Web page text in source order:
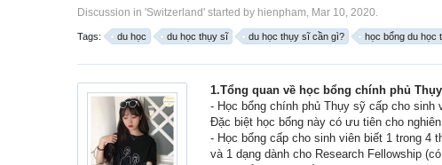
Discussion in 'Switzerland' started by hienpham, Mar 10, 2020.
Tags: du học du học thụy sĩ du học thụy sĩ cần gì? học bổng du học
1.Tổng quan về học bổng chính phủ
- Học bổng chính phủ Thụy sỹ cấp cho
Đặc biệt học bổng này có ưu tiên cho
- Học bổng cấp cho sinh viên biết 1 trong 4
và 1 dạng dành cho Research Fellowship